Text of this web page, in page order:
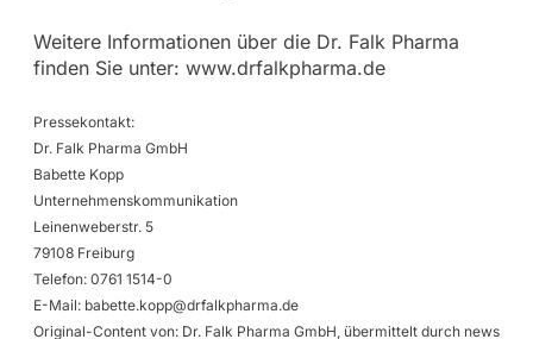
Weitere Informationen über die Dr. Falk Pharma
finden Sie unter: www.drfalkpharma.de
Pressekontakt:
Dr. Falk Pharma GmbH
Babette Kopp
Unternehmenskommunikation
Leinenweberstr. 5
79108 Freiburg
Telefon: 0761 1514-0
E-Mail: babette.kopp@drfalkpharma.de
Original-Content von: Dr. Falk Pharma GmbH, übermittelt durch news